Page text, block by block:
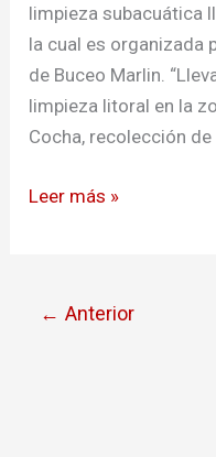
limpieza subacuática
la cual es organizada
de Buceo Marlin.
limpieza litoral en la
Cocha, recolección
Leer más »
← Anterior